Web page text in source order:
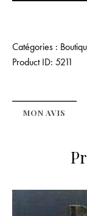
Catégories :
Product ID: 5211
MON AVIS